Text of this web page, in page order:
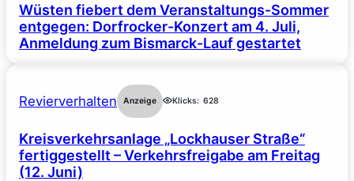
Wüsten fiebert dem Veranstaltungs-Sommer
entgegen: Dorfrocker-Konzert am 4. Juli,
Anmeldung zum Bismarck-Lauf gestartet
Revierverhalten Anzeige Klicks: 628
Kreisverkehrsanlage „Lockhauser Straße“
fertiggestellt – Verkehrsfreigabe am Freitag
(12. Juni)